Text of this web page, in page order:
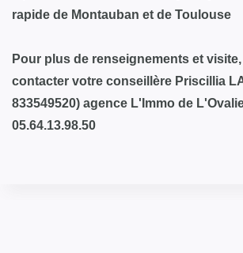
rapide de Montauban et de Toulouse
Pour plus de renseignements et
contacter votre conseillère Priscillia
833549520) agence L'Immo de
05.64.13.98.50